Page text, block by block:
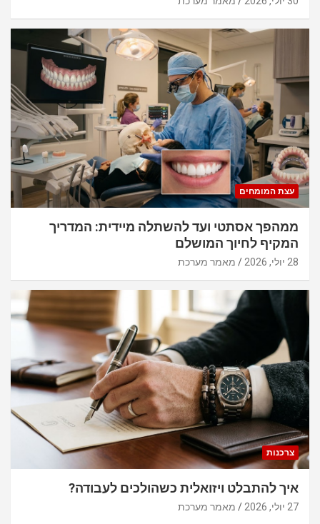
עצת המומחים
ממהפך אסתטי ועד להשתלה מיידית: המדריך
המקיף לחיוך המושלם
28 יולי, 2026 מאמר מערכת
צרכנות
איך להתבלט ויזואלית כשהולכים לעבודה?
27 יולי, 2026 מאמר מערכת